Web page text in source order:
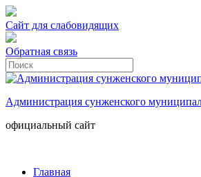
Сайт для слабовидящих
Обратная связь
Администрация сунженского
официальный сайт
Главная